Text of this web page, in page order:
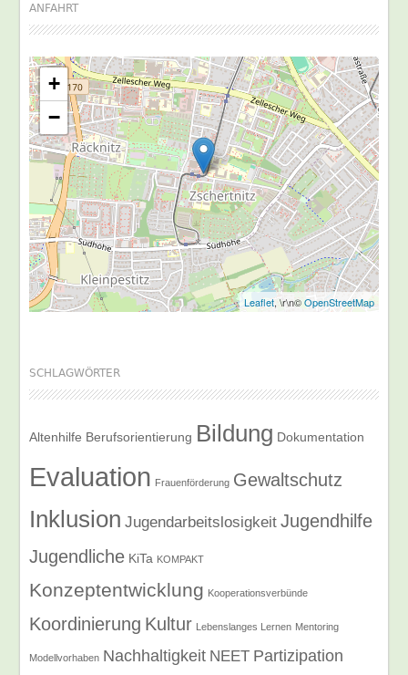
ANFAHRT
+
−
Leaflet, \r\n©OpenStreetMap
SCHLAGWÖRTER
Altenhilfe Berufsorientierung Bildung Dokumentation
Evaluation Frauenförderung Gewaltschutz
Inklusion Jugendarbeitslosigkeit Jugendhilfe
Jugendliche KiTa KOMPAKT
Konzeptentwicklung Kooperationsverbünde
Koordinierung Kultur Lebenslanges Lernen Mentoring
Modellvorhaben Nachhaltigkeit NEET Partizipation